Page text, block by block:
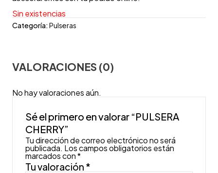
Sin existencias
Categoría:Pulseras
VALORACIONES (0)
No hay valoraciones aún.
Sé el primero en valorar “PULSERA
CHERRY”
Tu dirección de correo electrónico no será
publicada. Los campos obligatorios están
marcados con*
Tu valoración *